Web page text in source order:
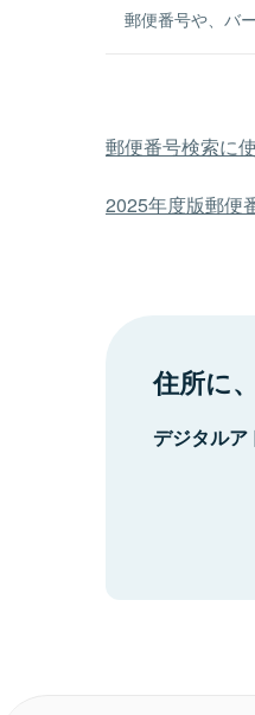
郵便番号や、バ
郵便番号検索に
2025年度版郵便
住所に
デジタル